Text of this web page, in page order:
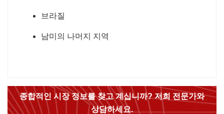
브라질
남미의 나머지 지역
종합적인 시장 정보를 찾고 계십니까? 저희 전문가와
상담하세요.